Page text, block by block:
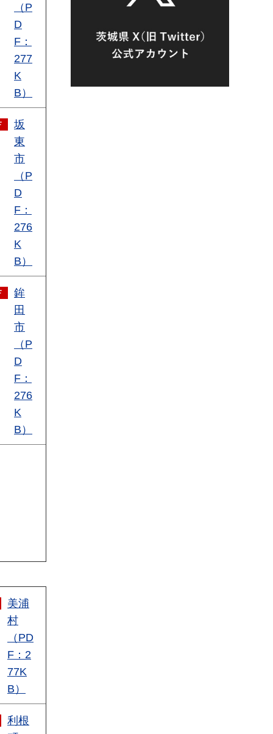
（P
D
F：
277
K
B）
坂
東
市
（P
D
F：
276
K
B）
鉾
田
市
（P
D
F：
276
K
B）
美浦
村
（PD
F：2
77K
B）
利根